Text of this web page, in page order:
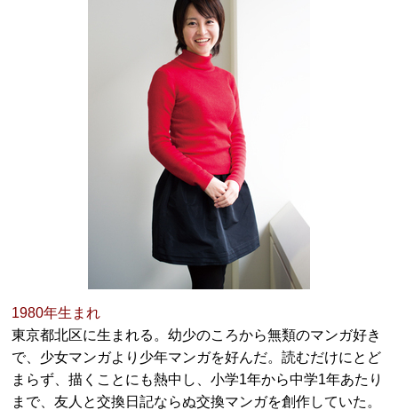
1980年生まれ
東京都北区に生まれる。幼少のころから無類のマンガ好き
で、少女マンガより少年マンガを好んだ。読むだけにとど
まらず、描くことにも熱中し、小学1年から中学1年あたり
まで、友人と交換日記ならぬ交換マンガを創作していた。